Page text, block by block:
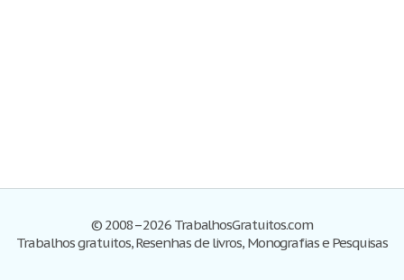
© 2008–2026 TrabalhosGratuitos.com
Trabalhos gratuitos, Resenhas de livros, Monografias e Pesquisas